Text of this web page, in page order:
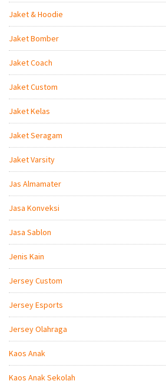
Jaket & Hoodie
Jaket Bomber
Jaket Coach
Jaket Custom
Jaket Kelas
Jaket Seragam
Jaket Varsity
Jas Almamater
Jasa Konveksi
Jasa Sablon
Jenis Kain
Jersey Custom
Jersey Esports
Jersey Olahraga
Kaos Anak
Kaos Anak Sekolah